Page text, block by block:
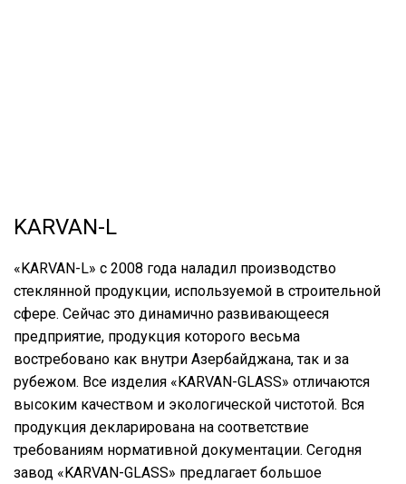
KARVAN-L
«KARVAN-L» с 2008 года наладил производство
стеклянной продукции, используемой в строительной
сфере. Сейчас это динамично развивающееся
предприятие, продукция которого весьма
востребовано как внутри Азербайджана, так и за
рубежом. Все изделия «KARVAN-GLASS» отличаются
высоким качеством и экологической чистотой. Вся
продукция декларирована на соответствие
требованиям нормативной документации. Сегодня
завод «KARVAN-GLASS» предлагает большое